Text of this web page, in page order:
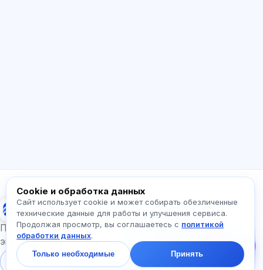
Exalify
Подготовка к международным языковым
экзаменам
Войти
Регистрация
Напишите нам!
экзамены и с чего
начать — ответим в
чате за минуту.
Cookie и обработка данных
Сайт использует cookie и может собирать обезличенные
технические данные для работы и улучшения сервиса.
Продолжая просмотр, вы соглашаетесь с политикой
обработки данных.
Только необходимые Принять